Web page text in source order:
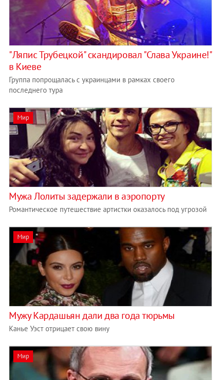
"Ляпис Трубецкой" скандировал "Слава Украине!"
в Киеве
Группа попрощалась с украинцами в рамках своего
последнего тура
Мир
Мужа Лолиты задержали в аэропорту
Романтическое путешествие артистки оказалось под угрозой
Мир
Мужу Кардашьян дали два года тюрьмы
Канье Уэст отрицает свою вину
Мир